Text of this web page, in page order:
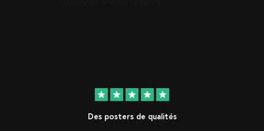
star star star star star
Des posters de qualités